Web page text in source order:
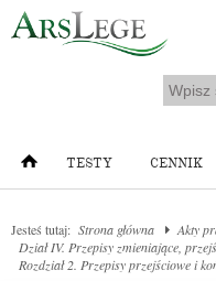
TESTY CENNIK
Jesteś tutaj: Strona główna Akty
Dział IV. Przepisy zmieniające,
Rozdział 2. Przepisy przejściowe i